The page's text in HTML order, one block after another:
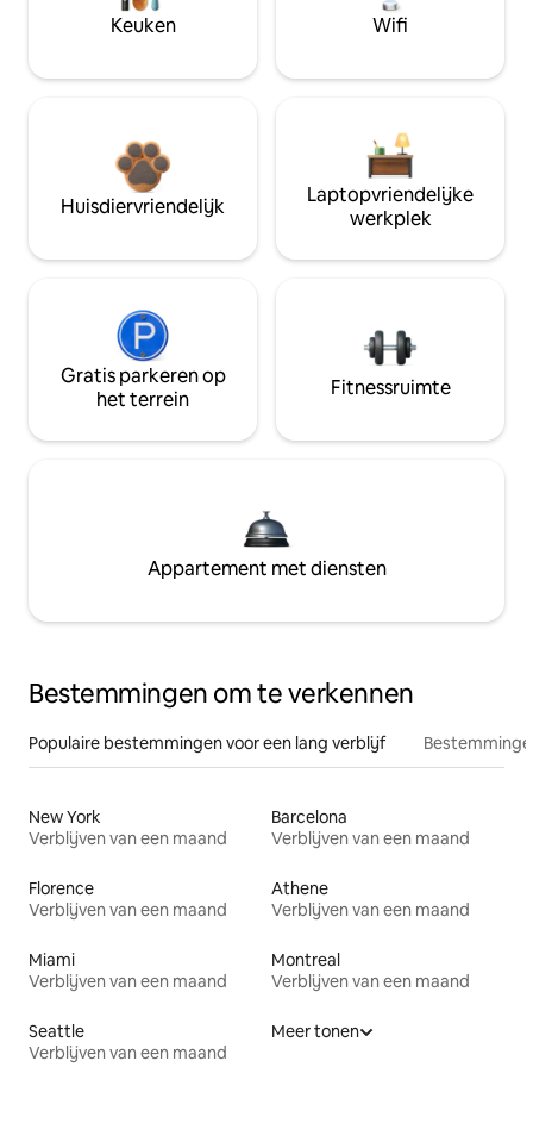
Keuken Wifi
Huisdiervriendelijk
Laptopvriendelijke
werkplek
Gratis parkeren op
het terrein
Fitnessruimte
Appartement met diensten
Bestemmingen om te verkennen
Populaire bestemmingen voor een lang verblijf
New York
Verblijven van een maand
Barcelona
Verblijven van een maand
Florence
Verblijven van een maand
Athene
Verblijven van een maand
Miami
Verblijven van een maand
Montreal
Verblijven van een maand
Seattle
Verblijven van een maand
Meer tonen